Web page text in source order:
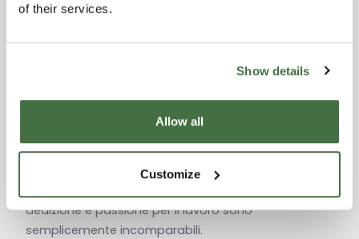
of their services.
Show details
Allow all
Customize
Potrei parlare della magnificenza di tutto lo staff e,
non farei altro che ripetere ciò che hanno già detto
tutti coloro che hanno avuto il piacere di conoscerli.
Loro sono professionali, disponibili e sempre pronti a
dedizione e passione per il lavoro sono
semplicemente incomparabili.